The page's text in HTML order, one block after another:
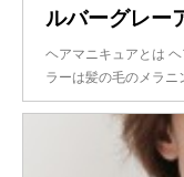
ルバーグレー
ヘアマニキュアとは
ラーは髪の毛のメラニ